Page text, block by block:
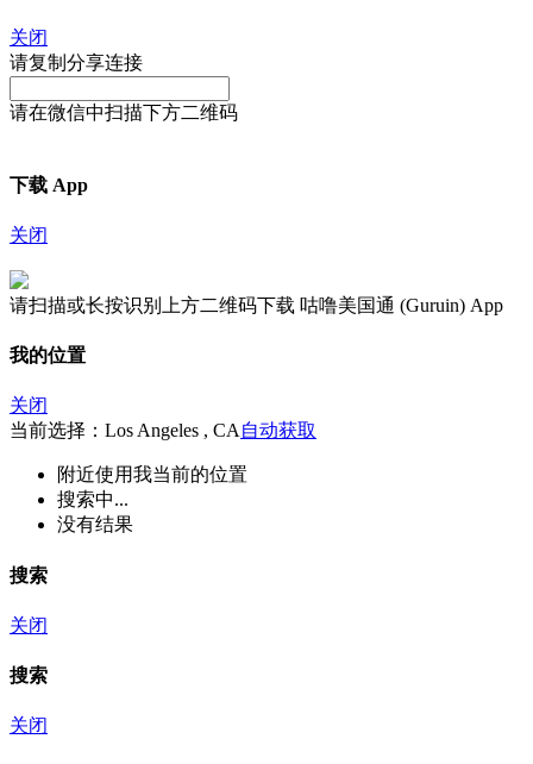
关闭
请复制分享连接
请在微信中扫描下方二维码
下载 App
关闭
请扫描或长按识别上方二维码下载 咕噜美国通 (Guruin) App
我的位置
关闭
当前选择：Los Angeles , CA 自动获取
附近使用我当前的位置
搜索中...
没有结果
搜索
关闭
搜索
关闭